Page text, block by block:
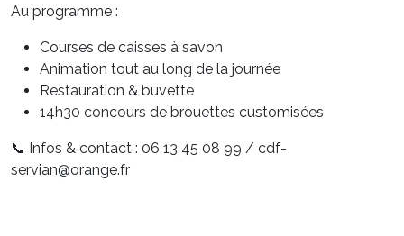
Au programme :
Courses de caisses à savon
Animation tout au long de la journée
Restauration & buvette
14h30 concours de brouettes customisées
📞 Infos & contact : 06 13 45 08 99 / cdf-
servian@orange.fr